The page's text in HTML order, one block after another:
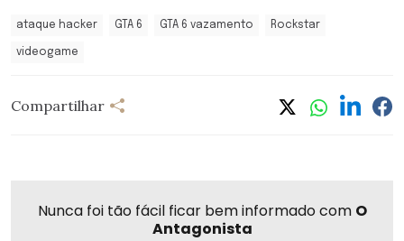
ataque hacker GTA 6 GTA 6 vazamento Rockstar
videogame
Compartilhar
Nunca foi tão fácil ficar bem informado com O
Antagonista